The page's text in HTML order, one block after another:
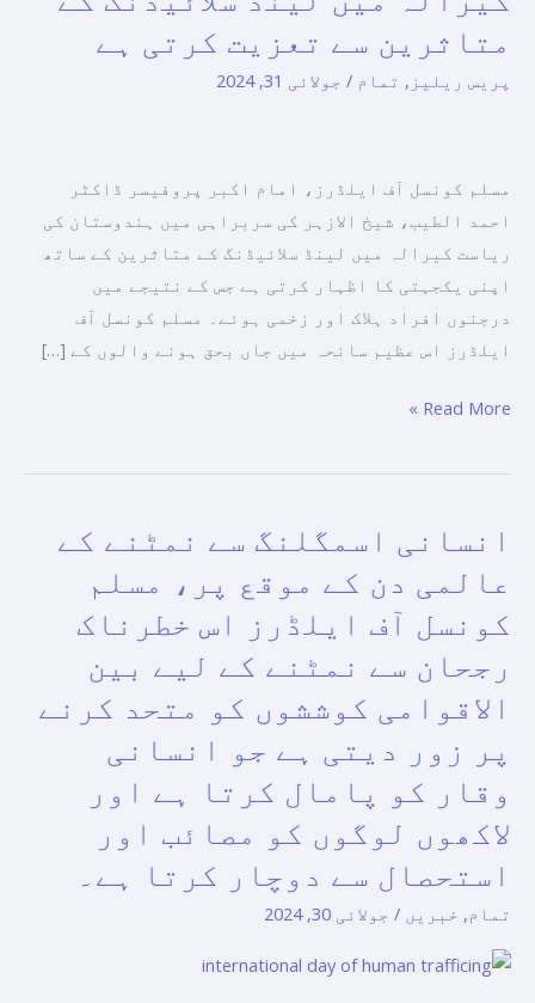
متاثرین سے تعزیت کرتی ہے
پریس ریلیز , تمام / جولائی 31, 2024
مسلم کونسل آف ایلڈرز، امام اکبر پروفیسر ڈاکٹر
احمد الطیب، شیخ الازہر کی سربراہی میں ہندوستان کی
ریاست کیرالہ میں لینڈ سلائیڈنگ کے متاثرین کے ساتھ
اپنی یکجہتی کا اظہار کرتی ہے جس کے نتیجے میں
درجنوں افراد ہلاک اور زخمی ہوئے۔ مسلم کونسل آف
ایلڈرز اس عظیم سانحہ میں جاں بحق ہونے والوں کے […]
ساتھ
اپنی
اظہار
کرتی
ہے
اور
کیرالہ
میں
سلائیڈنگ
متاثرین
تعزیت
کرتی
Read More »
انسانی اسمگلنگ سے نمٹنے کے
عالمی دن کے موقع پر، مسلم
کونسل آف ایلڈرز اس خطرناک
رجحان سے نمٹنے کے لیے بین
الاقوامی کوششوں کو متحد کرنے
پر زور دیتی ہے جو انسانی
وقار کو پامال کرتا ہے اور
لاکھوں لوگوں کو مصائب اور
استحصال سے دوچار کرتا ہے۔
تمام, خبریں / جولائی 30, 2024
انسانی
سے
نمٹنے
عالمی
دن
کے
موقع
پر،
کونسل
آف
ایلڈرز